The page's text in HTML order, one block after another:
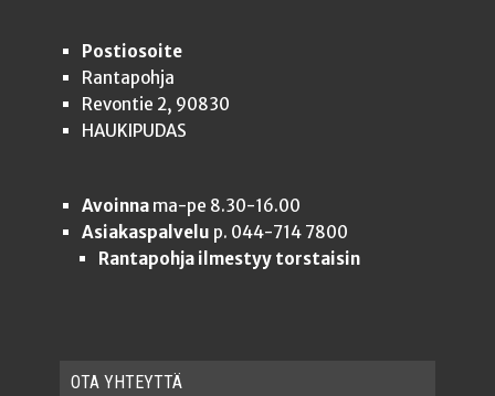
Postiosoite
Rantapohja
Revontie 2, 90830
HAUKIPUDAS
Avoinnama-pe 8.30-16.00
Asiakaspalvelu p. 044-714 7800
Rantapohja ilmestyy torstaisin
OTA YHTEYT­TÄ